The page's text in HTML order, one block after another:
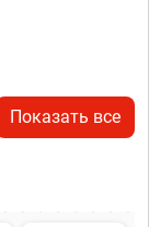
Показать все